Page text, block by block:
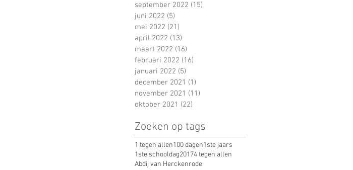
september 2022 (15)
juni 2022 (5)
mei 2022 (21)
april 2022 (13)
maart 2022 (16)
februari 2022 (16)
januari 2022 (5)
december 2021 (1)
november 2021 (11)
oktober 2021 (22)
Zoeken op tags
1 tegen allen100 dagen1ste jaars
1ste schooldag20174 tegen allen
Abdij van Herckenrode